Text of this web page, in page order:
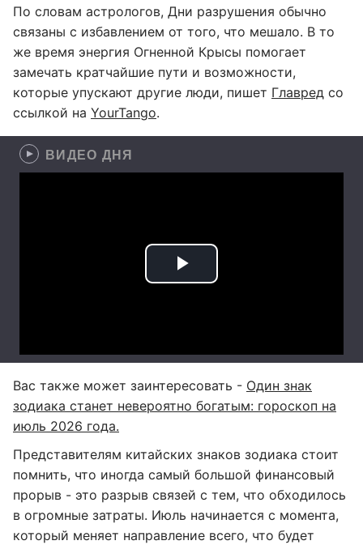
По словам астрологов, Дни разрушения обычно
связаны с избавлением от того, что мешало. В то
же время энергия Огненной Крысы помогает
замечать кратчайшие пути и возможности,
которые упускают другие люди, пишет Главред со
ссылкой на YourTango.
ВИДЕО ДНЯ
Вас также может заинтересовать - Один знак
зодиака станет невероятно богатым: гороскоп на
июль 2026 года.
Представителям китайских знаков зодиака стоит
помнить, что иногда самый большой финансовый
прорыв - это разрыв связей с тем, что обходилось
в огромные затраты. Июль начинается с момента,
который меняет направление всего, что будет